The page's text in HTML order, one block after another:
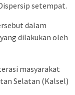
setempat.
dalam
dilakukan oleh
masyarakat
Selatan (Kalsel)